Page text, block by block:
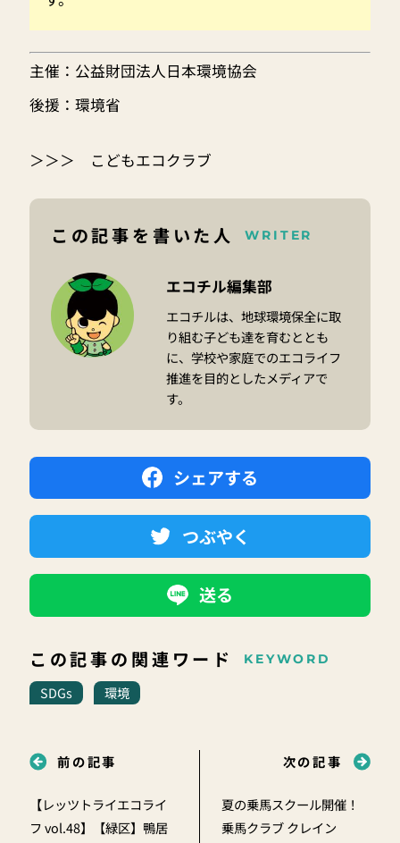
主催：公益財団法人日本環境協会
後援：環境省
＞＞＞ こどもエコクラブ
この記事を書いた人 WRITER
エコチル編集部
エコチルは、地球環境保全に取
り組む子ども達を育むととも
に、学校や家庭でのエコライフ
推進を目的としたメディアで
す。
シェアする
つぶやく
送る
この記事の関連ワード KEYWORD
SDGs 環境
前の記事
【レッツトライエコライ
フ vol.48】【緑区】鴨居
次の記事
夏の乗馬スクール開催！
乗馬クラブ クレイン